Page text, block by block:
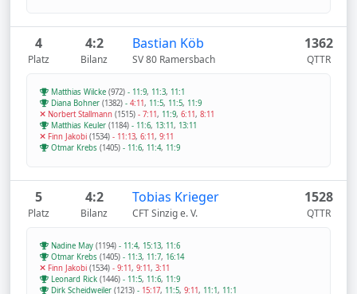
4
Platz
4:2
Bilanz
Bastian Köb
SV 80 Ramersbach
1362
QTTR
Matthias Wilcke (972) - 11:9, 11:3, 11:1
Diana Bohner (1382) - 4:11, 11:5, 11:5, 11:9
Norbert Stallmann (1515) - 7:11, 11:9, 6:11, 8:11
Matthias Keuler (1184) - 11:6, 13:11, 13:11
Finn Jakobi (1534) - 11:13, 6:11, 9:11
Otmar Krebs (1405) - 11:6, 11:4, 11:9
5
Platz
4:2
Bilanz
Tobias Krieger
CFT Sinzig e. V.
1528
QTTR
Nadine May (1194) - 11:4, 15:13, 11:6
Otmar Krebs (1405) - 11:3, 11:7, 16:14
Finn Jakobi (1534) - 9:11, 9:11, 3:11
Leonard Rick (1446) - 11:5, 11:6, 11:9
Dirk Scheidweiler (1213) - 15:17, 11:5, 9:11, 11:1, 11:1